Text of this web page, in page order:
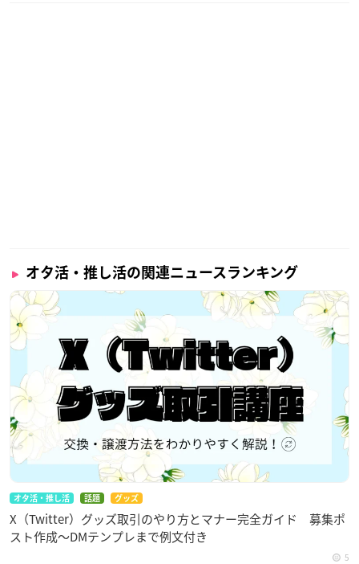
オタ活・推し活の関連ニュースランキング
オタ活・推し活 話題 グッズ
X（Twitter）グッズ取引のやり方とマナー完全ガイド 募集ポ
スト作成〜DMテンプレまで例文付き
5